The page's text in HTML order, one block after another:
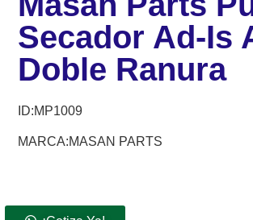
Secador Ad-Is
Doble Ranura
ID:MP1009
MARCA:MASAN PARTS